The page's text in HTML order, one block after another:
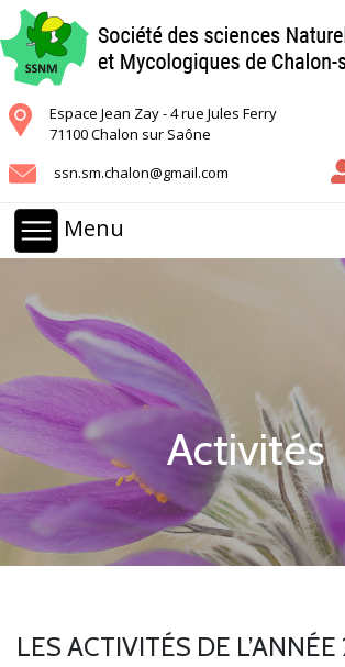
Espace Jean Zay - 4 rue Jules Ferry
71100 Chalon sur Saône
ssn.sm.chalon@gmail.com
Menu
Activités
LES ACTIVITÉS DE